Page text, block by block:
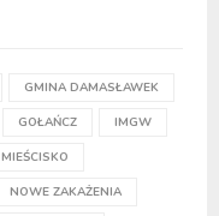
GMINA DAMASŁAWEK
GOŁAŃCZ IMGW
MIEŚCISKO
NOWE ZAKAŻENIA